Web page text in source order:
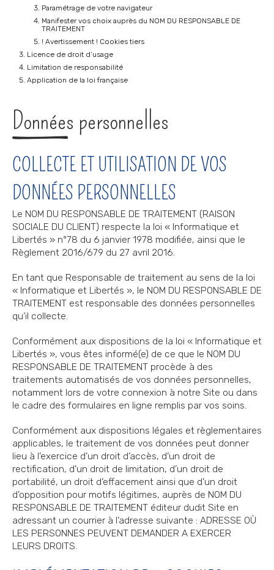
Paramétrage de votre navigateur
Manifester vos choix auprès du NOM DU RESPONSABLE DE
TRAITEMENT
! Avertissement ! Cookies tiers
Licence de droit d’usage
Limitation de responsabilité
Application de la loi française
Données personnelles
COLLECTE ET UTILISATION DE VOS
DONNÉES PERSONNELLES
Le NOM DU RESPONSABLE DE TRAITEMENT (RAISON
SOCIALE DU CLIENT) respecte la loi « Informatique et
Libertés » n°78 du 6 janvier 1978 modifiée, ainsi que le
Règlement 2016/679 du 27 avril 2016.
En tant que Responsable de traitement au sens de la loi
« Informatique et Libertés », le NOM DU RESPONSABLE DE
TRAITEMENT est responsable des données personnelles
qu’il collecte.
Conformément aux dispositions de la loi « Informatique et
Libertés », vous êtes informé(e) de ce que le NOM DU
RESPONSABLE DE TRAITEMENT procède à des
traitements automatisés de vos données personnelles,
notamment lors de votre connexion à notre Site ou dans
le cadre des formulaires en ligne remplis par vos soins.
Conformément aux dispositions légales et règlementaires
applicables, le traitement de vos données peut donner
lieu à l’exercice d’un droit d’accès, d’un droit de
rectification, d’un droit de limitation, d’un droit de
portabilité, un droit d’effacement ainsi que d’un droit
d’opposition pour motifs légitimes, auprès de NOM DU
RESPONSABLE DE TRAITEMENT éditeur dudit Site en
adressant un courrier à l’adresse suivante : ADRESSE OÙ
LES PERSONNES PEUVENT DEMANDER A EXERCER
LEURS DROITS.